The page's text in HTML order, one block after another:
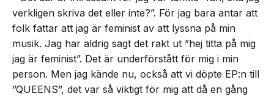
verkligen skriva det eller inte?”. För jag bara antar att
folk fattar att jag är feminist av att lyssna på min
musik. Jag har aldrig sagt det rakt ut ”hej titta på mig
jag är feminist”. Det är underförstått för mig i min
person. Men jag kände nu, också att vi döpte EP:n till
”QUEENS”, det var så viktigt för mig att då en gång